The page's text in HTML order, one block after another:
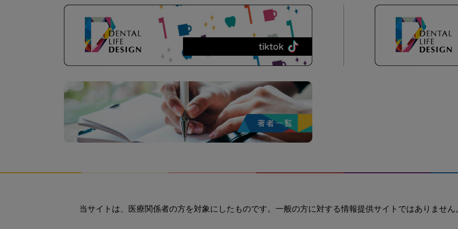
当サイトは、医療関係者の方を対象にしたものです。一般の方に対する情報提供サイトではありません